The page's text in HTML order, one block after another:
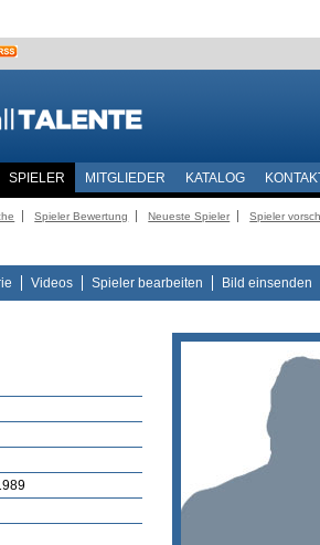
SPIELER MITGLIEDER KATALOG
Spieler Bewertung Neueste Spieler
Spieler
Videos Spieler bearbeiten Bild einsenden